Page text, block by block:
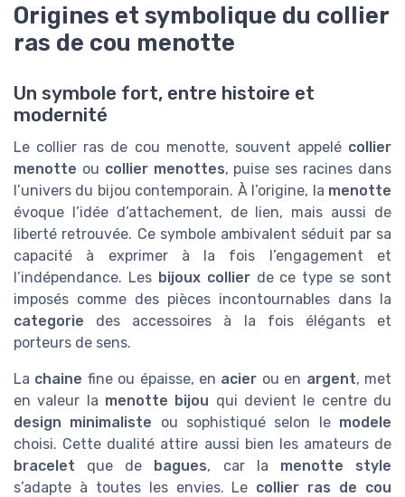
Origines et symbolique du collier
ras de cou menotte
Un symbole fort, entre histoire et
modernité
Le collier ras de cou menotte, souvent appelé collier
menotte ou collier menottes, puise ses racines dans
l’univers du bijou contemporain. À l’origine, la menotte
évoque l’idée d’attachement, de lien, mais aussi de
liberté retrouvée. Ce symbole ambivalent séduit par sa
capacité à exprimer à la fois l’engagement et
l’indépendance. Les bijoux collierde ce type se sont
imposés comme des pièces incontournables dans la
categorie des accessoires à la fois élégants et
porteurs de sens.
La chaine fine ou épaisse, en acier ou en argent, met
en valeur la menotte bijou qui devient le centre du
design minimaliste ou sophistiqué selon le modele
choisi. Cette dualité attire aussi bien les amateurs de
bracelet que de bagues, car la menotte style
s’adapte à toutes les envies. Le collier ras de cou